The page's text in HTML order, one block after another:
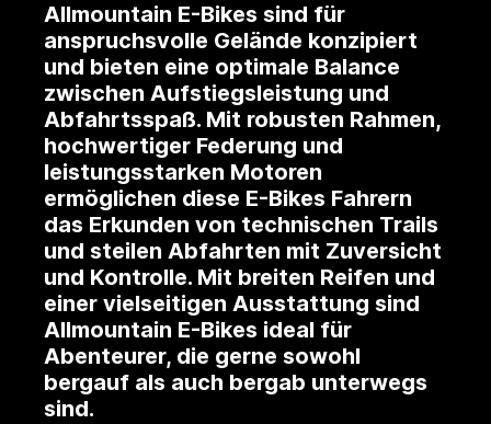
Allmountain E-Bikes sind für
anspruchsvolle Gelände konzipiert
und bieten eine optimale Balance
zwischen Aufstiegsleistung und
Abfahrtsspaß. Mit robusten Rahmen,
hochwertiger Federung und
leistungsstarken Motoren
ermöglichen diese E-Bikes Fahrern
das Erkunden von technischen Trails
und steilen Abfahrten mit Zuversicht
und Kontrolle. Mit breiten Reifen und
einer vielseitigen Ausstattung sind
Allmountain E-Bikes ideal für
Abenteurer, die gerne sowohl
bergauf als auch bergab unterwegs
sind.